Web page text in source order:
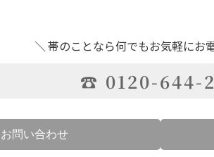
＼ 帯のことなら何でもお気軽にお
☎ 0120-644-
お問い合わせ